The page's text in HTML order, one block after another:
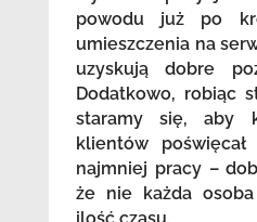
powodu już po
umieszczenia na
uzyskują dobre
Dodatkowo, robiąc
staramy się, aby
klientów
najmniej pracy –
że nie każda